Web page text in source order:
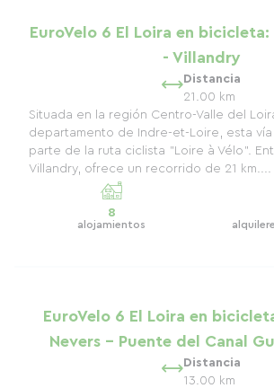
EuroVelo 6 El Loira en bicicleta:
- Villandry
Distancia
21.00 km
Situada en la región Centro-Valle del
departamento de Indre-et-Loire, esta
parte de la ruta ciclista "Loire à Vélo".
Villandry, ofrece un recorrido de 21 km....
8
alojamientos
EuroVelo 6 El Loira en
Nevers - Puente del Canal
Distancia
13.00 km